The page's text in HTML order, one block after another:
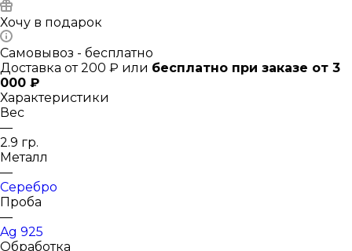
Хочу в подарок
Самовывоз - бесплатно
Доставка от 200 ₽ или бесплатно при заказе от 3
000 ₽
Характеристики
Вес
—
2.9 гр.
Металл
—
Серебро
Проба
—
Ag 925
Обработка